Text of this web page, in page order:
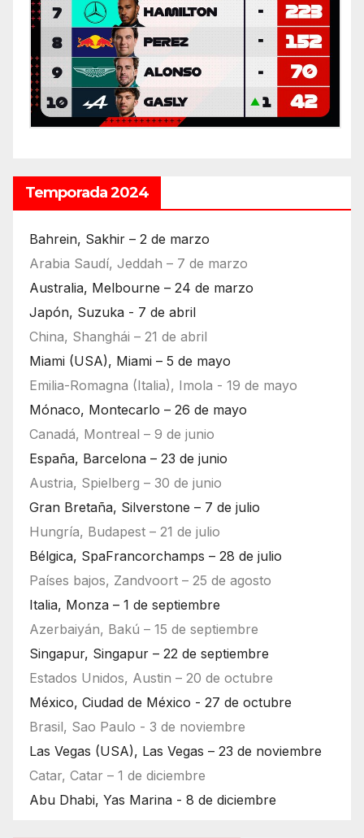
Temporada 2024
Bahrein, Sakhir – 2 de marzo
Arabia Saudí, Jeddah – 7 de marzo
Australia, Melbourne – 24 de marzo
Japón, Suzuka - 7 de abril
China, Shanghái – 21 de abril
Miami (USA), Miami – 5 de mayo
Emilia-Romagna (Italia), Imola - 19 de mayo
Mónaco, Montecarlo – 26 de mayo
Canadá, Montreal – 9 de junio
España, Barcelona – 23 de junio
Austria, Spielberg – 30 de junio
Gran Bretaña, Silverstone – 7 de julio
Hungría, Budapest – 21 de julio
Bélgica, SpaFrancorchamps – 28 de julio
Países bajos, Zandvoort – 25 de agosto
Italia, Monza – 1 de septiembre
Azerbaiyán, Bakú – 15 de septiembre
Singapur, Singapur – 22 de septiembre
Estados Unidos, Austin – 20 de octubre
México, Ciudad de México - 27 de octubre
Brasil, Sao Paulo - 3 de noviembre
Las Vegas (USA), Las Vegas – 23 de noviembre
Catar, Catar – 1 de diciembre
Abu Dhabi, Yas Marina - 8 de diciembre